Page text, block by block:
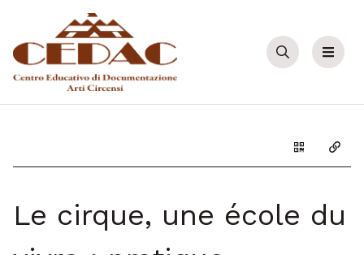
Cerca Menu
Genera il
Le cirque, une école du